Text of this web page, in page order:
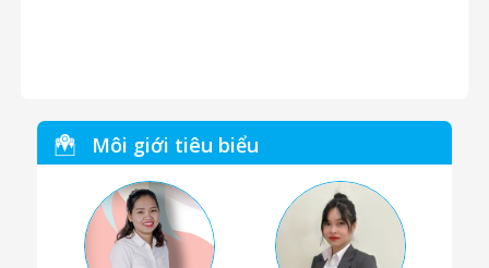
Môi giới tiêu biểu